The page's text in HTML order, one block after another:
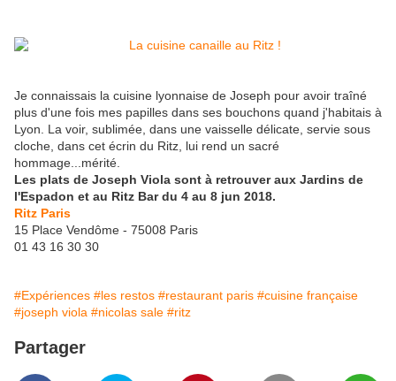
Je connaissais la cuisine lyonnaise de Joseph pour avoir traîné
plus d'une fois mes papilles dans ses bouchons quand j'habitais à
Lyon. La voir, sublimée, dans une vaisselle délicate, servie sous
cloche, dans cet écrin du Ritz, lui rend un sacré
hommage...mérité.
Les plats de Joseph Viola sont à retrouver aux Jardins de
l'Espadon et au Ritz Bar du 4 au 8 jun 2018.
Ritz Paris
15 Place Vendôme - 75008 Paris
01 43 16 30 30
#Expériences #les restos #restaurant paris #cuisine française
#joseph viola #nicolas sale #ritz
Partager